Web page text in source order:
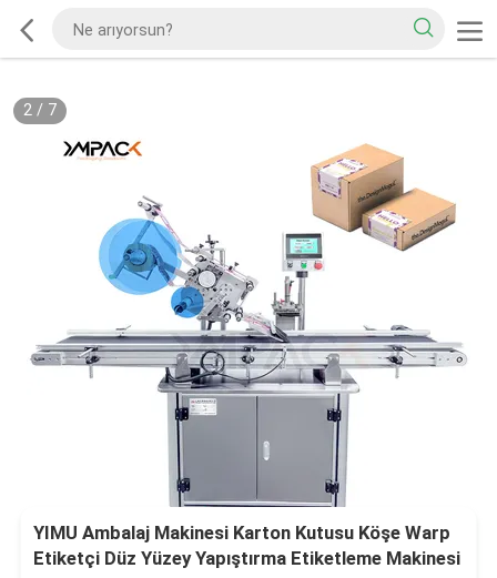
2/ 7
YIMU Ambalaj Makinesi Karton Kutusu Köşe Warp
Etiketçi Düz Yüzey Yapıştırma Etiketleme Makinesi